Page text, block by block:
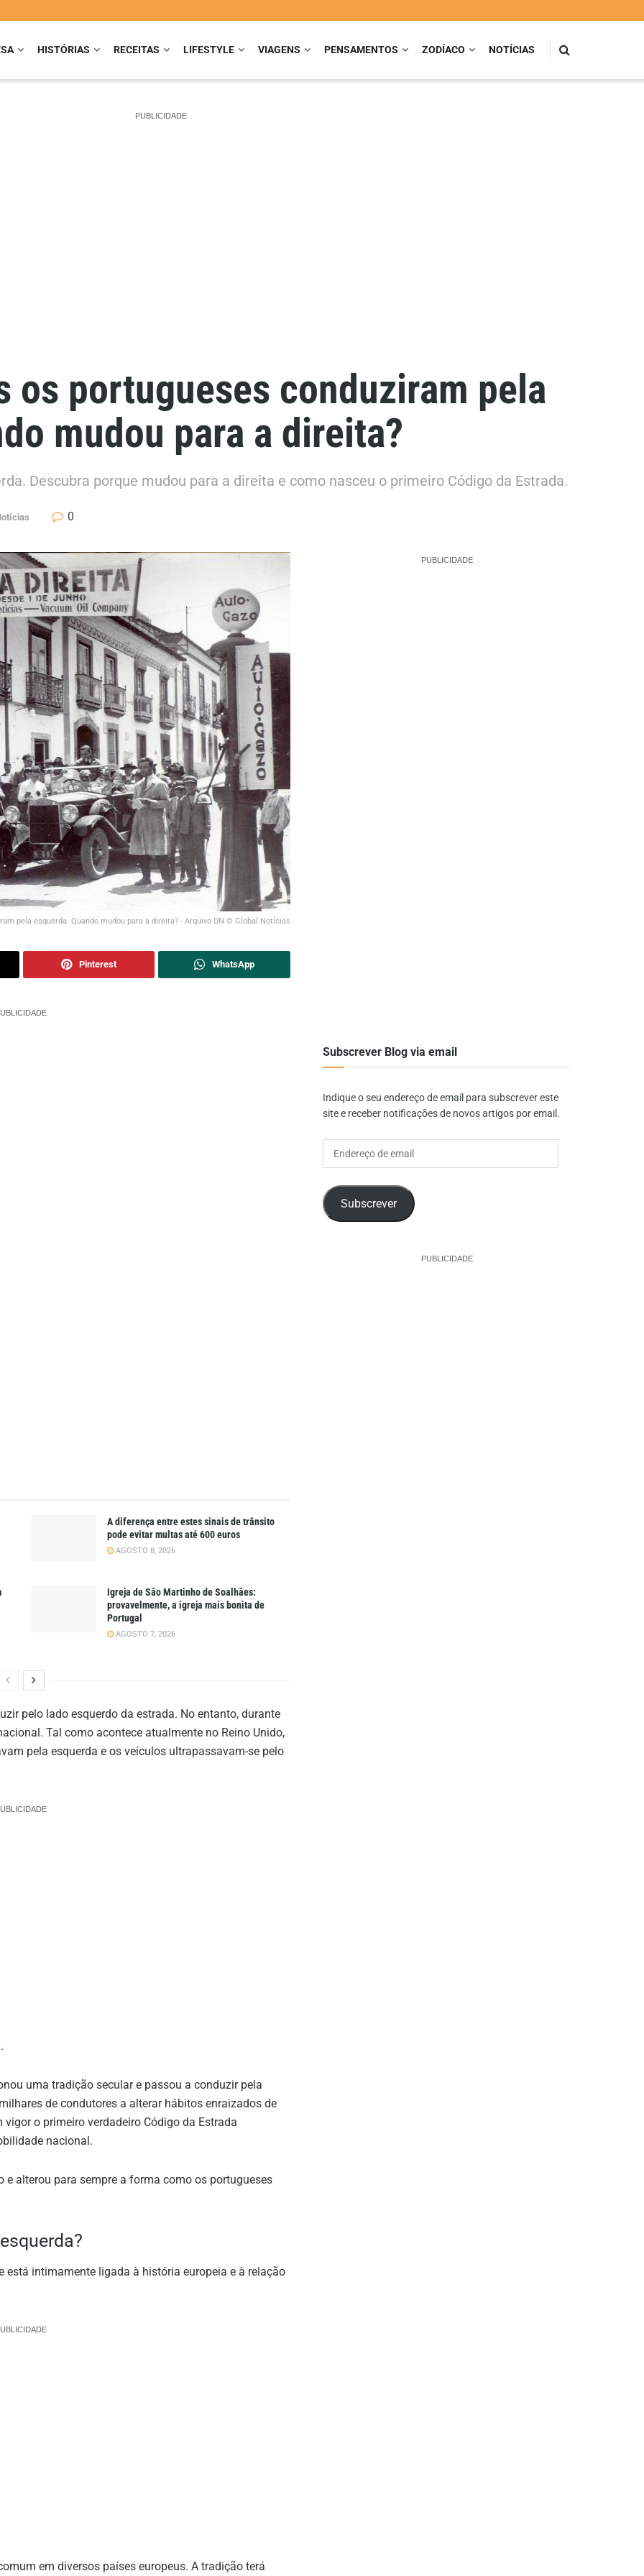
HISTÓRIAS RECEITAS LIFESTYLE VIAGENS PENSAMENTOS ZODÍACO NOTÍCIAS
PUBLICIDADE
os portugueses conduziram pela
mudou para a direita?
Descubra porque mudou para a direita e como nasceu o primeiro Código da Estrada.
0
pela esquerda. Quando mudou para a direita? - Arquivo DN © Global Notícias
Pinterest WhatsApp
A diferença entre estes sinais de trânsito
pode evitar multas até 600 euros
AGOSTO 8, 2026
Igreja de São Martinho de Soalhães:
provavelmente, a igreja mais bonita de
Portugal
AGOSTO 7, 2026
pelo lado esquerdo da estrada. No entanto, durante
Tal como acontece atualmente no Reino Unido,
pela esquerda e os veículos ultrapassavam-se pelo
uma tradição secular e passou a conduzir pela
de condutores a alterar hábitos enraizados de
o primeiro verdadeiro Código da Estrada
nacional.
alterou para sempre a forma como os portugueses
intimamente ligada à história europeia e à relação
em diversos países europeus. A tradição terá
PUBLICIDADE
Subscrever Blog via email
Indique o seu endereço de email para subscrever este
site e receber notificações de novos artigos por email.
Subscrever
PUBLICIDADE